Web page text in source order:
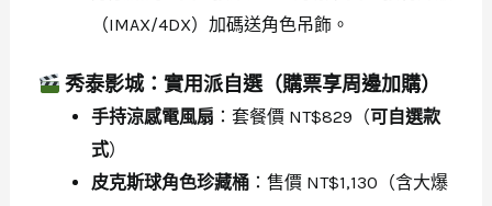
（IMAX/4DX）加碼送角色吊飾。
秀泰影城：實用派自選（購票享周邊加購）
手持涼感電風扇 ：套餐價 NT$829（可自選款
式）
皮克斯球角色珍藏桶：售價 NT$1,130（含大爆